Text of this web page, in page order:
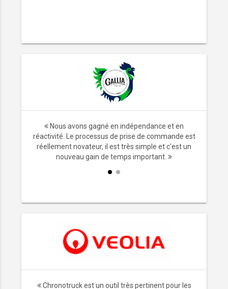
Nous avons gagné en indépendance et en
réactivité. Le processus de prise de commande est
réellement novateur, il est très simple et c'est un
nouveau gain de temps important.
Chronotruck est un outil très pertinent pour les